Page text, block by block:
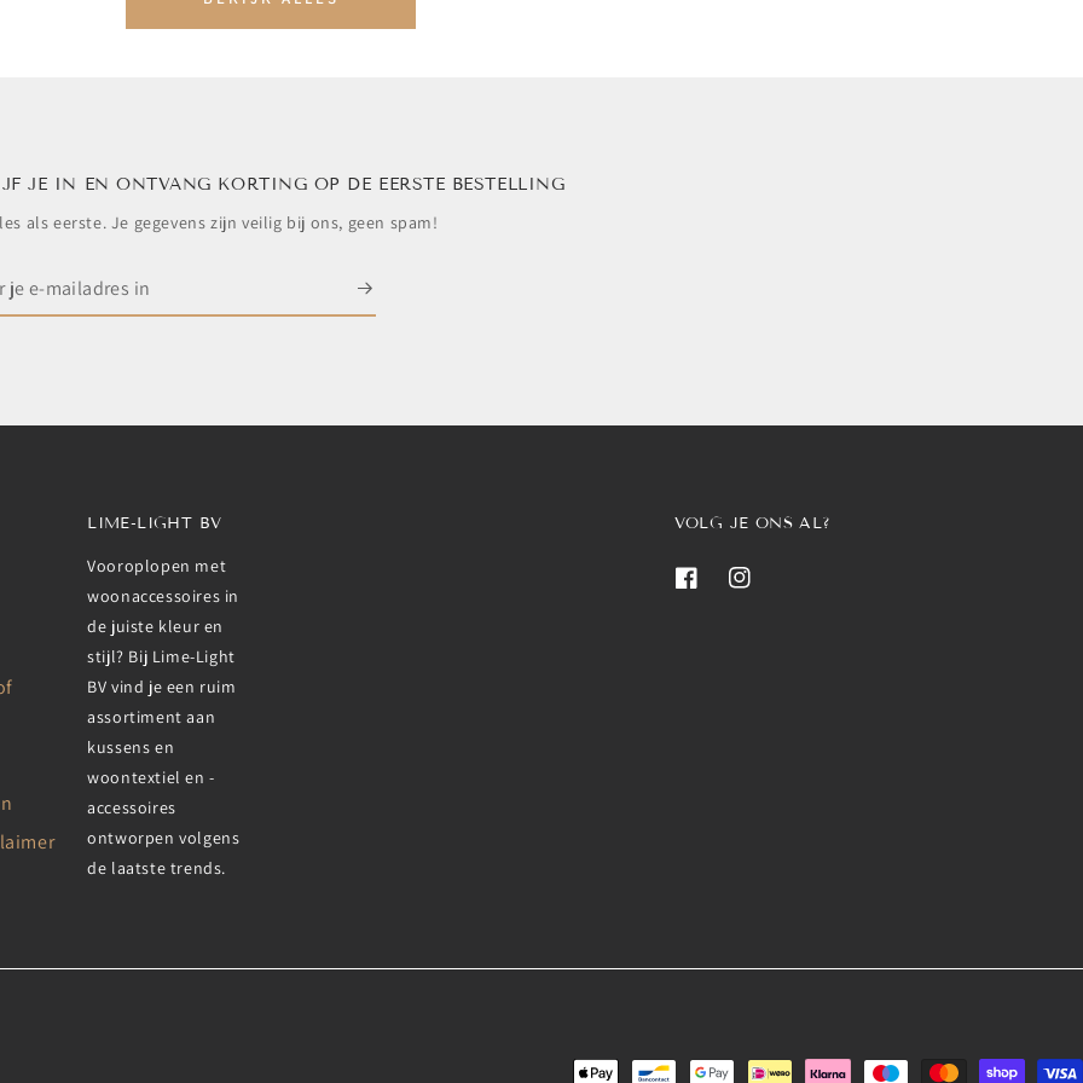
JE IN EN ONTVANG KORTING OP DE EERSTE BESTELLING
als eerste. Je gegevens zijn veilig bij ons, geen spam!
LIME-LIGHT BV
Vooroplopen met
woonaccessoires in
de juiste kleur en
stijl? Bij Lime-Light
BV vind je een ruim
assortiment aan
kussens en
woontextiel en -
accessoires
ontworpen volgens
de laatste trends.
VOLG JE ONS AL?
FacebookInstagram